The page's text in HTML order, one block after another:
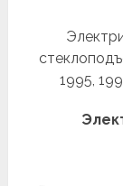
1995,